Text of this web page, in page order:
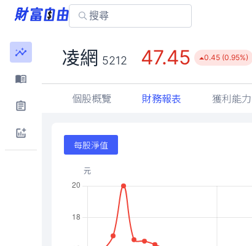
凌網 5212 47.45 0.45 (0.95%)
個股概覽 財務報表 獲利能力
每股淨值